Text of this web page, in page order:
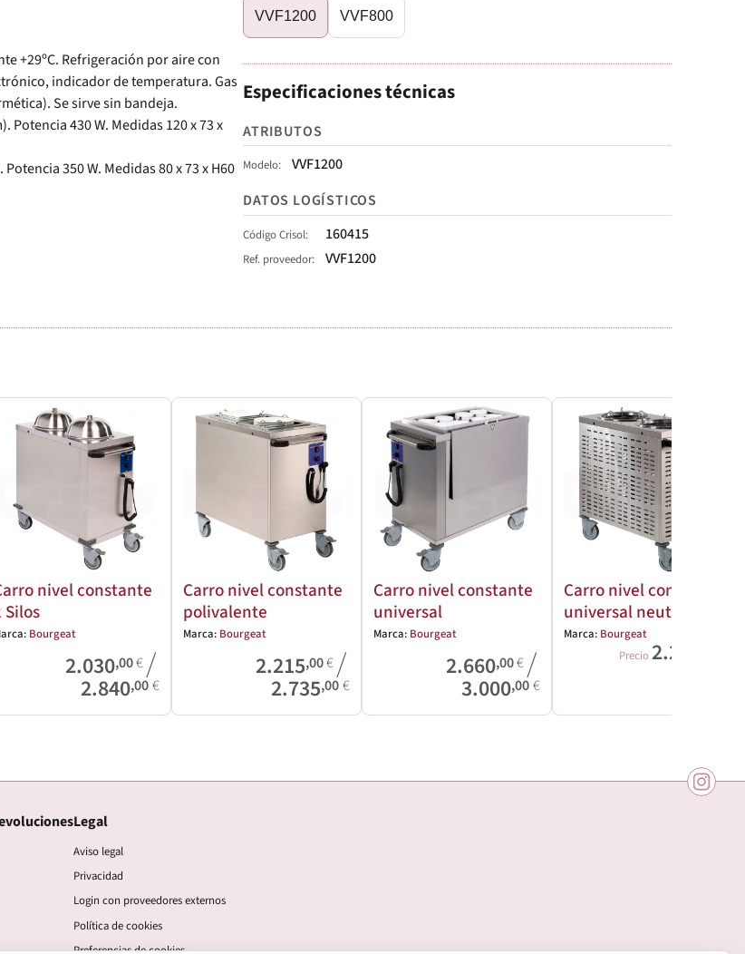
+29ºC. Refrigeración por aire con
indicador de temperatura. Gas
Se sirve sin bandeja.
Potencia 430 W. Medidas 120 x 73 x
350 W. Medidas 80 x 73 x H60
VVF1200 VVF800
Especificaciones técnicas
ATRIBUTOS
Modelo
VVF1200
DATOS LOGÍSTICOS
Código Crisol 160415
Ref. proveedor VVF1200
nivel constante
Silos
Bourgeat
2.030,00€/
2.840,00€
Carro nivel constante
polivalente
Marca: Bourgeat
2.215,00€/
2.735,00€
Carro nivel constante
universal
Marca: Bourgeat
2.660,00€/
3.000,00€
Carro nivel constante
universal neutro
Marca: Bourgeat
Precio 2.215
Legal
Aviso legal
Privacidad
Login con proveedores externos
Política de cookies
Preferencias de cookies